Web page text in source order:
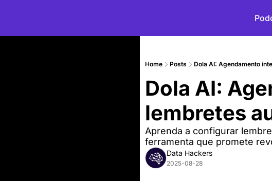
Home Posts Dola AI: Agendamento
Dola AI:
lembretes
Aprenda a configurar
ferramenta que promete
Data Hackers
2025-08-28